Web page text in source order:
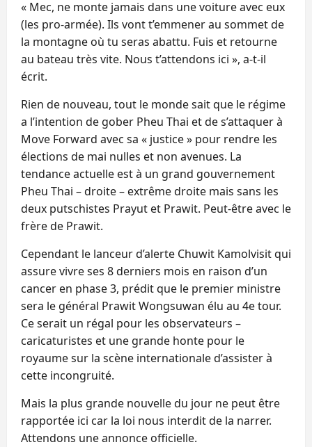
« Mec, ne monte jamais dans une voiture avec eux
(les pro-armée). Ils vont t’emmener au sommet de
la montagne où tu seras abattu. Fuis et retourne
au bateau très vite. Nous t’attendons ici », a-t-il
écrit.
Rien de nouveau, tout le monde sait que le régime
a l’intention de gober Pheu Thai et de s’attaquer à
Move Forward avec sa « justice » pour rendre les
élections de mai nulles et non avenues. La
tendance actuelle est à un grand gouvernement
Pheu Thai – droite – extrême droite mais sans les
deux putschistes Prayut et Prawit. Peut-être avec le
frère de Prawit.
Cependant le lanceur d’alerte Chuwit Kamolvisit qui
assure vivre ses 8 derniers mois en raison d’un
cancer en phase 3, prédit que le premier ministre
sera le général Prawit Wongsuwan élu au 4e tour.
Ce serait un régal pour les observateurs –
caricaturistes et une grande honte pour le
royaume sur la scène internationale d’assister à
cette incongruité.
Mais la plus grande nouvelle du jour ne peut être
rapportée ici car la loi nous interdit de la narrer.
Attendons une annonce officielle.